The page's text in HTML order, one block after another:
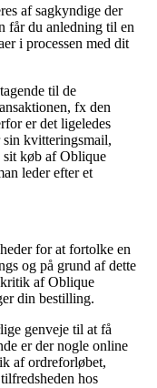
af sagkyndige der
får du anledning til en
i processen med dit
til de
fx den
er det ligeledes
sin kvitteringsmail,
sit køb af Oblique
leder efter et
for at fortolke en
og på grund af dette
kritik af Oblique
din bestilling.
genveje til at få
er der nogle online
af ordreforløbet,
hos